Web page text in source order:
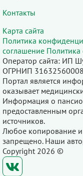
Контакты
Карта сайта
Политика
соглашение Политика
Оператор сайта: ИП
ОГРНИП
Портал является
оказывает
Информация о
предоставленным
источников.
Любое копирование и
запрещено. Наши
Copyright 2026 ©